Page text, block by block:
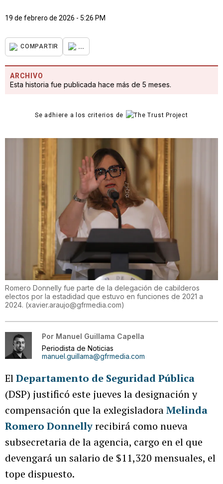
19 de febrero de 2026 - 5:26 PM
COMPARTIR ...
ARCHIVO
Esta historia fue publicada hace más de 5 meses.
Se adhiere a los criterios de
Romero Donnelly fue parte de la delegación de cabilderos
electos por la estadidad que estuvo en funciones de 2021 a
2024. (xavier.araujo@gfrmedia.com)
Por Manuel Guillama Capella
Periodista de Noticias
manuel.guillama@gfrmedia.com
ElDepartamento de Seguridad Pública
(DSP) justificó este jueves la designación y
compensación que la exlegisladoraMelinda
Romero Donnellyrecibirá como nueva
subsecretaria de la agencia, cargo en el que
devengará un salario de $11,320 mensuales, el
tope dispuesto.